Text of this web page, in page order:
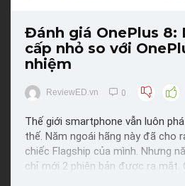
Đánh giá OnePlus 8:
cấp nhỏ so với
nhiệm
ReviewED.vn 0
Thế giới smartphone vẫn luôn
thế. Năm ngoái hãng này đã cho
chiếc Flagship của mình. Nhưng
chỉ mới 2 phiên bản được ra mắt.